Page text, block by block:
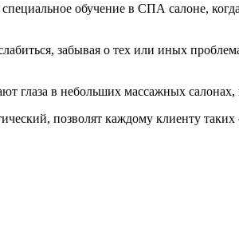
обучение в СПА салоне,
забывая о тех или иных
глаза в небольших массажных салонах,
позволят каждому клиенту таких